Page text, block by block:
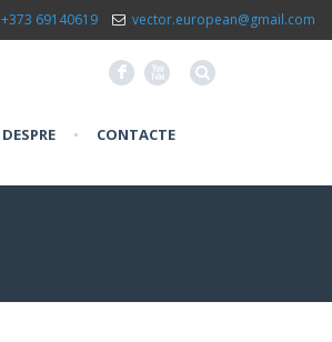
+373 69140619 vector.european@gmail.com
F X
DESPRE • CONTACTE